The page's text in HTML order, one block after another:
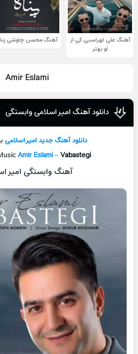
آهنگ علی لهراسبی کی از
تو ‌بهتر
آهنگ محسن چاوشی
Amir Eslami
دانلود آهنگ امیر اسلامی وابستگی
دانلود آهنگ جدیدامیر اسلامی
Amir Eslami–Vabastegi
آهنگ وابستگی امیر